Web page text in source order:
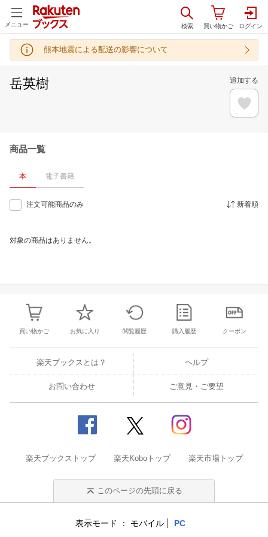
メニュー
熊本地震による配送の影響について
岳英樹 追加する
商品一覧
本 電子書籍
注文可能商品のみ 新着順
対象の商品はありません。
買い物かご お気に入り 閲覧履歴 購入履歴 クーポン
楽天ブックスとは？ ヘルプ
お問い合わせ ご意見・ご要望
楽天ブックストップ 楽天Koboトップ 楽天市場トップ
このページの先頭に戻る
表示モード モバイル PC